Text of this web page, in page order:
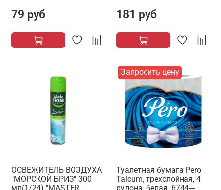
79 руб 181 руб
ОСВЕЖИТЕЛЬ ВОЗДУХА
"МОРСКОЙ БРИЗ" 300
мл(1/24) "MASTER
Запросить цену
Туалетная бумага Pero
Talcum, трехслойная, 4
рулона, белая, 6744---